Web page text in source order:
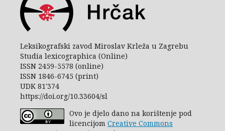
Leksikografski zavod Miroslav Krleža u Zagrebu
Studia lexicographica (Online)
ISSN 2459-5578 (online)
ISSN 1846-6745 (print)
UDK 81'374
https://doi.org/10.33604/sl
Ovo je djelo dano na korištenje pod
licencijom Creative Commons